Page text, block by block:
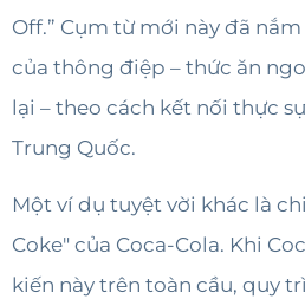
Off.” Cụm từ mới này đã
của thông điệp – thức ăn
lại – theo cách kết nối thực
Trung Quốc.
Một ví dụ tuyệt vời khác là
Coke" của Coca-Cola. Khi
kiến này trên toàn cầu, quy